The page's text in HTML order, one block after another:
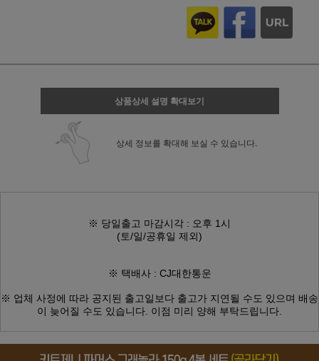
상품상세 설명 확대보기
상세 정보를 확대해 보실 수 있습니다.
※ 당일출고 마감시각 : 오후 1시
(토/일/공휴일 제외)
※ 택배사 : CJ대한통운
※ 업체 사정에 따라 공지된 출고일보다 출고가 지연될 수도 있으며 배송
이 늦어질 수도 있습니다. 이점 미리 양해 부탁드립니다.